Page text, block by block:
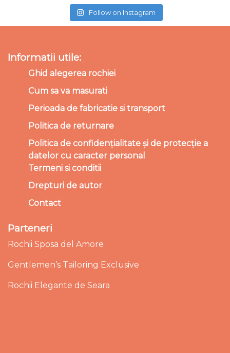
Follow on Instagram
Informatii utile:
Ghid alegerea rochiei
Cum sa va masurati
Perioada de fabricatie si transport
Politica de returnare
Politica de confidențialitate și de protecție a
datelor cu caracter personal
Termeni si conditii
Drepturi de autor
Contact
Parteneri
Rochii Sposa del Amore
Gentlemen’s Tailoring Exclusive
Rochii Elegante de Seara